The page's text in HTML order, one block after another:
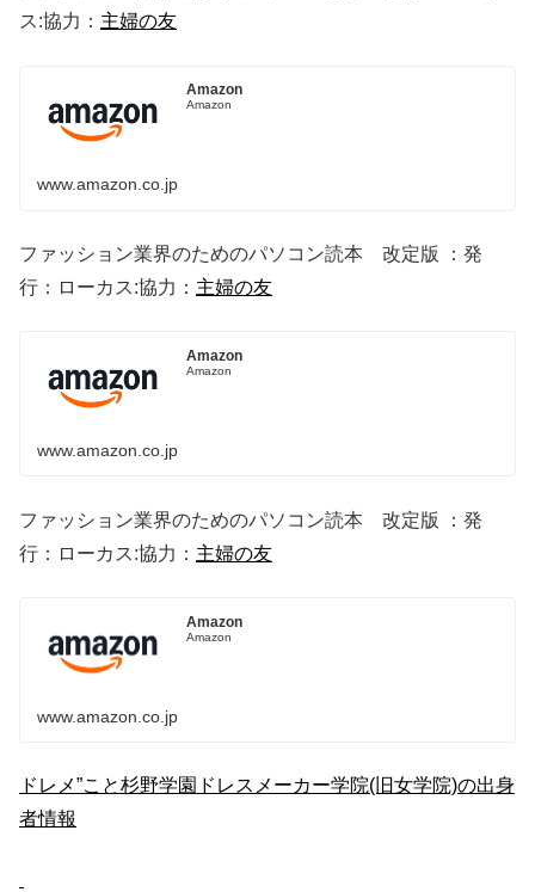
ス:協力： 主婦の友
Amazon
Amazon
www.amazon.co.jp
ファッション業界のためのパソコン読本 改定版 ：発
行：ローカス:協力： 主婦の友
Amazon
Amazon
www.amazon.co.jp
ファッション業界のためのパソコン読本 改定版 ：発
行：ローカス:協力： 主婦の友
Amazon
Amazon
www.amazon.co.jp
ドレメ”こと杉野学園ドレスメーカー学院(旧女学院)の出身
者情報